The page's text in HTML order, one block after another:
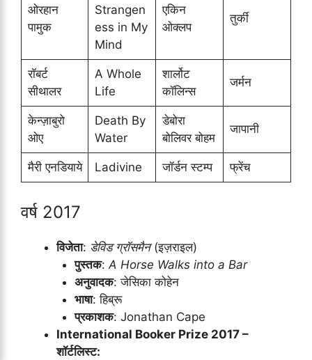
ओरहान
पामुक
Strangen
ess in My
Mind
एकिन
ओक्लप
तुर्की
रॉबर्ट
सीथालर
A Whole
Life
शार्लोट
कॉलिन्स
जर्मन
केन्ज़ाबुरो
ओए
Death By
Water
डेबोरा
बोलिवर बोहम
जापानी
मैरी एनडियाये Ladivine जॉर्डन स्टम्प फ्रेंच
वर्ष 2017
विजेता: डेविड ग्रॉसमैन(इज़राइल)
पुस्तक:A Horse Walks into a Bar
अनुवादक: जेसिका कोहेन
भाषा: हिब्रू
प्रकाशक: Jonathan Cape
International Booker Prize 2017 –
शॉर्टलिस्ट: